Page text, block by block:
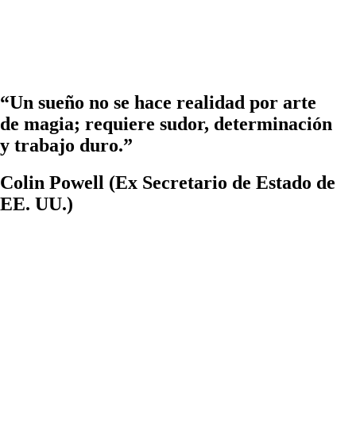
“Un sueño no se hace realidad por arte
de magia; requiere sudor, determinación
y trabajo duro.”
Colin Powell (Ex Secretario de Estado de
EE. UU.)